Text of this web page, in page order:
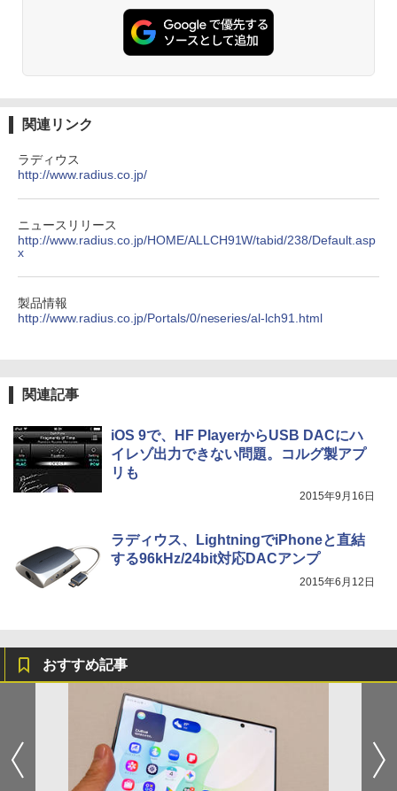
関連リンク
ラディウス
http://www.radius.co.jp/
ニュースリリース
http://www.radius.co.jp/HOME/ALLCH91W/tabid/238/Default.asp
x
製品情報
http://www.radius.co.jp/Portals/0/neseries/al-lch91.html
関連記事
iOS 9で、HF PlayerからUSB DACにハ
イレゾ出力できない問題。コルグ製アプ
リも
2015年9月16日
ラディウス、LightningでiPhoneと直結
する96kHz/24bit対応DACアンプ
2015年6月12日
おすすめ記事